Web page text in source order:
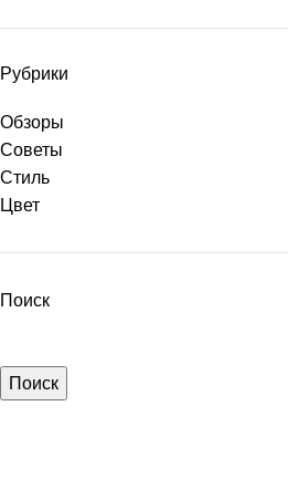
Рубрики
Обзоры
Советы
Стиль
Цвет
Поиск
Поиск